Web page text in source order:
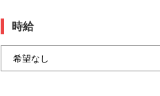
時給